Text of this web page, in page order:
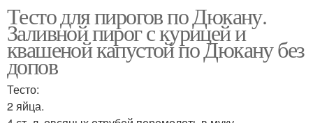
Тесто для пирогов по Дюкану.
Заливной пирог с курицей и
квашеной капустой по Дюкану без
допов
Тесто:
2 яйца.